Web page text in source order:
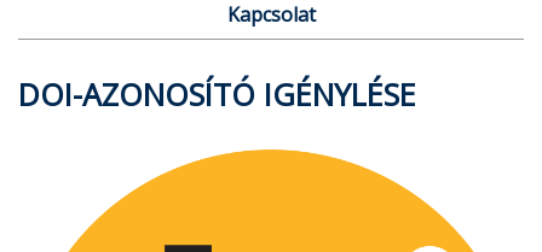
Kapcsolat
DOI-AZONOSÍTÓ IGÉNYLÉSE